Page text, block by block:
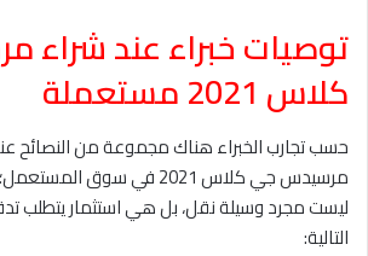
توصيات خبراء عند
كلاس 2021 مستعملة
حسب تجارب الخبراء هناك مجموعة من النصائح
مرسيدس جي كلاس 2021 في سوق
ليست مجرد وسيلة نقل، بل هي استثمار يتطلب
التالية: